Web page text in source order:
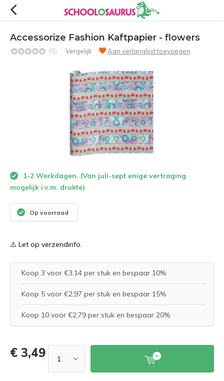
Accessorize Fashion Kaftpapier - flowers
(0) Vergelijk Aan verlanglijst toevoegen
1-2 Werkdagen. (Van juli-sept enige vertraging
mogelijk i.v.m. drukte)
Op voorraad
⚠️ Let op verzendinfo.
Koop 3 voor €3,14 per stuk en bespaar 10%
Koop 5 voor €2,97 per stuk en bespaar 15%
Koop 10 voor €2,79 per stuk en bespaar 20%
€ 3,49